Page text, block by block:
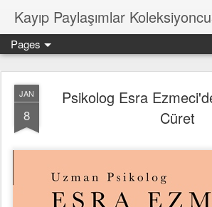
Kayıp Paylaşımlar
Pages
JAN
8
Psikolog Esra
Cüret